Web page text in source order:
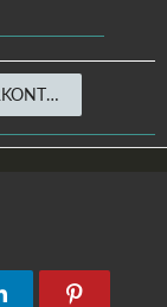
BENUTZERKONTO ERSTELLEN